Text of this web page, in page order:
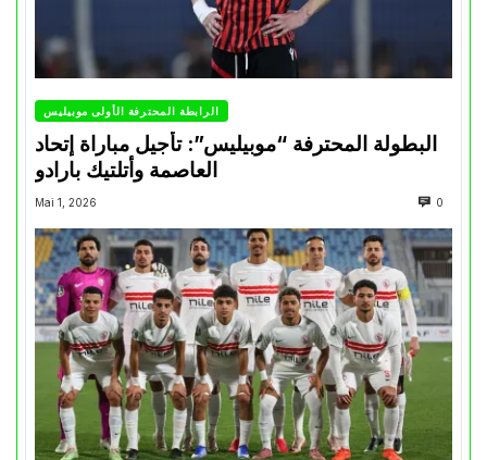
الرابطة المحترفة الأولى موبيليس
البطولة المحترفة “موبيليس”: تأجيل مباراة إتحاد
العاصمة وأتلتيك بارادو
Mai 1, 2026 0